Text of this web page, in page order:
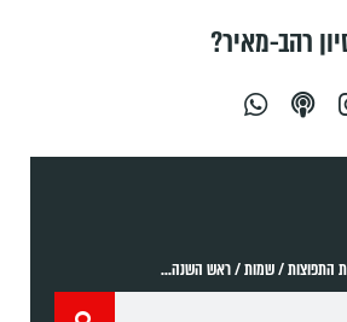
רהב-מאיר?
התפוצות / שמות / ראש השנה...